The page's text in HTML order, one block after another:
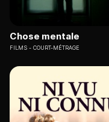
Chose mentale
FILMS COURT-MÉTRAGE